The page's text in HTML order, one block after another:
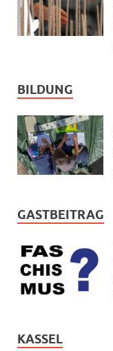
BILDUNG
GASTBEITRAG
KASSEL